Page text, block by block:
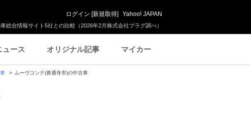
総合情報サイト5社との比較（2026年2月株式会社プラグ調べ）
ログイン [新規取得] Yahoo! JAPAN
ュース オリジナル記事 マイカー
ムーヴコンテ(善通寺市)の中古車